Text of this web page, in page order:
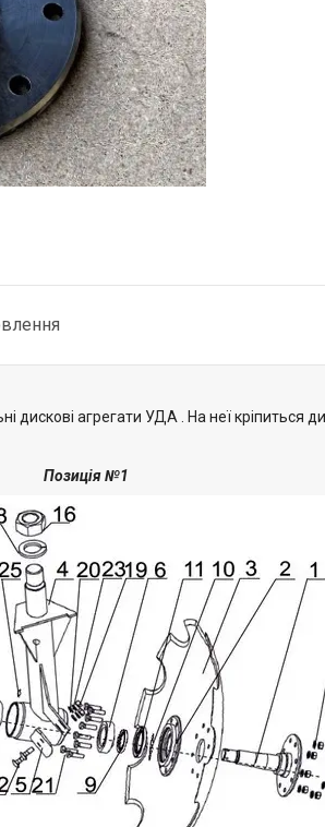
дискові агрегати УДА . На неї кріпиться
Позиція №1